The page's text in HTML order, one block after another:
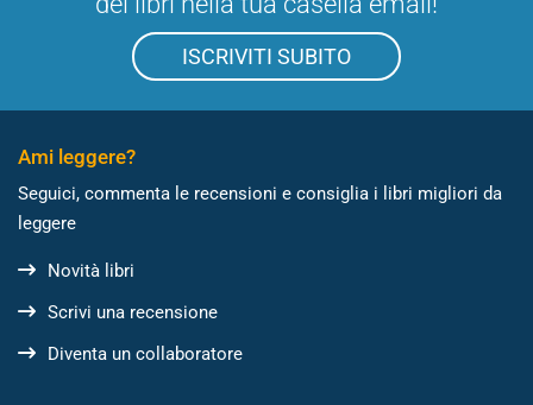
ISCRIVITI SUBITO
Ami leggere?
Seguici, commenta le recensioni e consiglia i libri migliori da
leggere
Novità libri
Scrivi una recensione
Diventa un collaboratore